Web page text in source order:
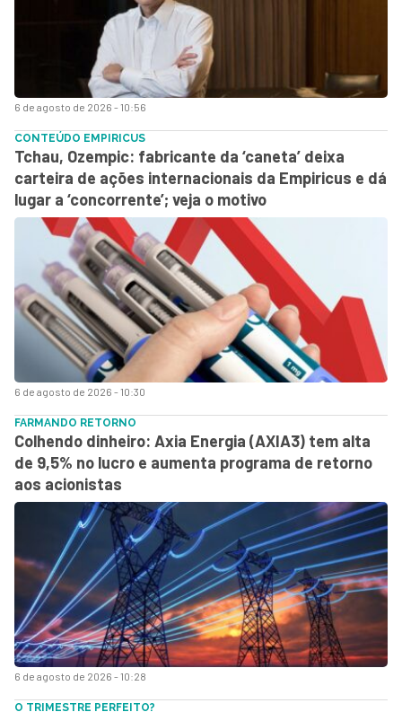
6 de agosto de 2026 - 10:56
6 de agosto de 2026 - 10:30
CONTEÚDO EMPIRICUS
Tchau, Ozempic: fabricante da ‘caneta’ deixa
carteira de ações internacionais da Empiricus e dá
lugar a ‘concorrente’; veja o motivo
6 de agosto de 2026 - 10:28
FARMANDO RETORNO
Colhendo dinheiro: Axia Energia (AXIA3) tem alta
de 9,5% no lucro e aumenta programa de retorno
aos acionistas
O TRIMESTRE PERFEITO?